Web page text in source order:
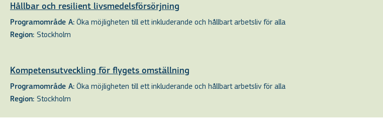
Hållbar och resilient livsmedelsförsörjning
Programområde A: Öka möjligheten till ett inkluderande och hållbart arbetsliv för alla
Region: Stockholm
Kompetensutveckling för flygets omställning
Programområde A: Öka möjligheten till ett inkluderande och hållbart arbetsliv för alla
Region: Stockholm